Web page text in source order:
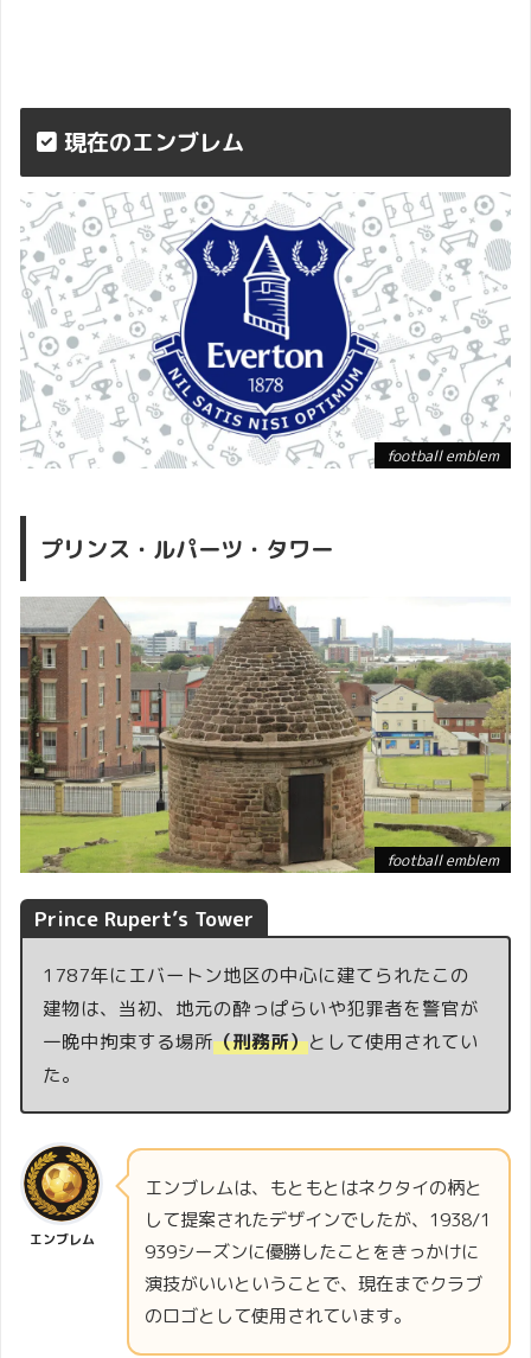
現在のエンブレム
football emblem
プリンス・ルパーツ・タワー
football emblem
Prince Rupert’s Tower
1787年にエバートン地区の中心に建てられたこの
建物は、当初、地元の酔っぱらいや犯罪者を警官が
一晩中拘束する場所（刑務所）として使用されてい
た。
エンブレム
エンブレムは、もともとはネクタイの柄と
して提案されたデザインでしたが、1938/1
939シーズンに優勝したことをきっかけに
演技がいいということで、現在までクラブ
のロゴとして使用されています。